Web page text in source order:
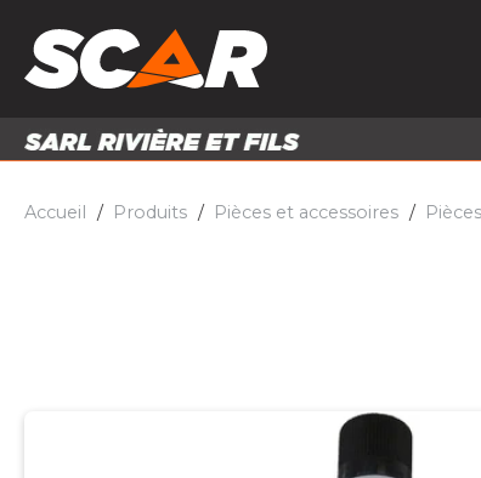
PIÈCES ET
Accueil Produits Pièces et accessoires